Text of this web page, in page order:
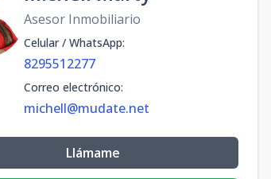
Asesor Inmobiliario
Celular / WhatsApp:
8295512277
Correo electrónico:
michell@mudate.net
Llámame